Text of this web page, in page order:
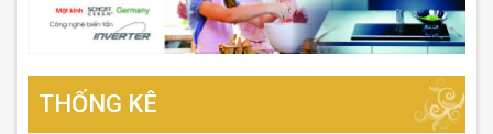
THỐNG KÊ